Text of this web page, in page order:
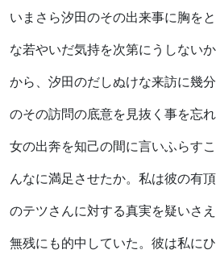
いまさら汐田のその出来事に胸を
な若やいだ気持を次第にうしない
から、汐田のだしぬけな来訪に幾
のその訪問の底意を見抜く事を忘
女の出奔を知己の間に言いふらす
んなに満足させたか。私は彼の有
のテツさんに対する真実を疑いさ
無残にも的中していた。彼は私に